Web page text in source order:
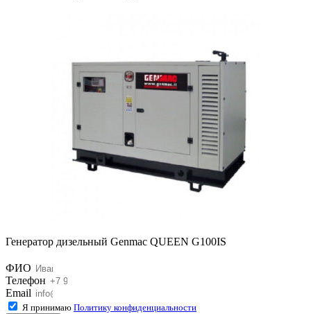
Генератор дизельный Genmac QUEEN G100IS
ФИО
Телефон
Email
Я принимаю Политику конфиденциальности